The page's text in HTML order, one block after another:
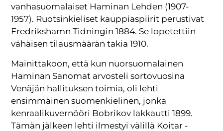
vanhasuomalaiset Haminan Lehden (1907-
1957). Ruotsinkieliset kauppiaspiirit perustivat
Fredrikshamn Tidningin 1884. Se lopetettiin
vähäisen tilausmäärän takia 1910.
Mainittakoon, että kun nuorsuomalainen
Haminan Sanomat arvosteli sortovuosina
Venäjän hallituksen toimia, oli lehti
ensimmäinen suomenkielinen, jonka
kenraalikuvernööri Bobrikov lakkautti 1899.
Tämän jälkeen lehti ilmestyi välillä Koitar -